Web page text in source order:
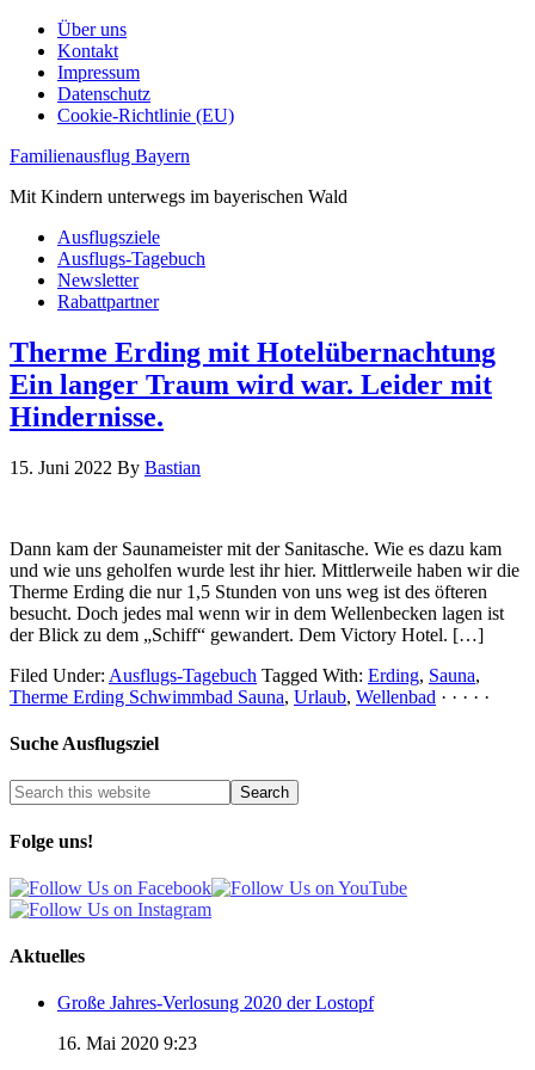
Über uns
Kontakt
Impressum
Datenschutz
Cookie-Richtlinie (EU)
Familienausflug Bayern
Mit Kindern unterwegs im bayerischen Wald
Ausflugsziele
Ausflugs-Tagebuch
Newsletter
Rabattpartner
Therme Erding mit Hotelübernachtung
Ein langer Traum wird war. Leider mit
Hindernisse.
15. Juni 2022 By Bastian
Dann kam der Saunameister mit der Sanitasche. Wie es dazu kam
und wie uns geholfen wurde lest ihr hier. Mittlerweile haben wir die
Therme Erding die nur 1,5 Stunden von uns weg ist des öfteren
besucht. Doch jedes mal wenn wir in dem Wellenbecken lagen ist
der Blick zu dem „Schiff“ gewandert. Dem Victory Hotel. […]
Filed Under: Ausflugs-Tagebuch Tagged With: Erding, Sauna,
Therme Erding Schwimmbad Sauna, Urlaub, Wellenbad · · · · ·
Suche Ausflugsziel
Folge uns!
Aktuelles
Große Jahres-Verlosung 2020 der Lostopf
16. Mai 2020 9:23